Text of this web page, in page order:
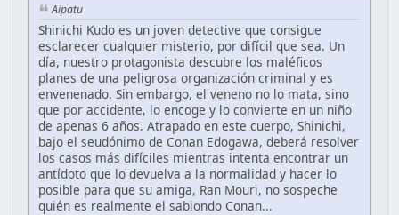
Aipatu
Shinichi Kudo es un joven detective que consigue
esclarecer cualquier misterio, por difícil que sea. Un
día, nuestro protagonista descubre los maléficos
planes de una peligrosa organización criminal y es
envenenado. Sin embargo, el veneno no lo mata, sino
que por accidente, lo encoge y lo convierte en un niño
de apenas 6 años. Atrapado en este cuerpo, Shinichi,
bajo el seudónimo de Conan Edogawa, deberá resolver
los casos más difíciles mientras intenta encontrar un
antídoto que lo devuelva a la normalidad y hacer lo
posible para que su amiga, Ran Mouri, no sospeche
quién es realmente el sabiondo Conan...